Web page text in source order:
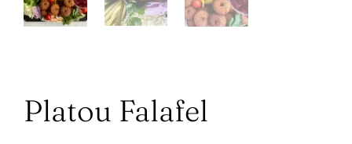
Platou Falafel